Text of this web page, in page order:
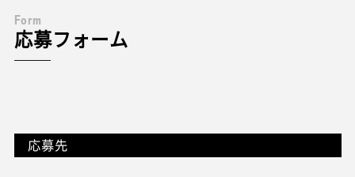
Form
応募フォーム
応募先